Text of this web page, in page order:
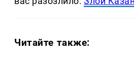
Читайте также: